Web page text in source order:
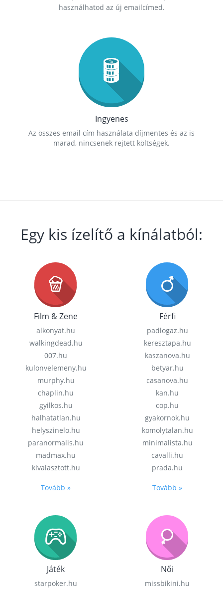
használhatod az új emailcímed.
Ingyenes
Az összes email cím használata díjmentes és az is
marad, nincsenek rejtett költségek.
Egy kis ízelítő a kínálatból:
Film & Zene
alkonyat.hu
walkingdead.hu
007.hu
kulonvelemeny.hu
murphy.hu
chaplin.hu
gyilkos.hu
halhatatlan.hu
helyszinelo.hu
paranormalis.hu
madmax.hu
kivalasztott.hu
Tovább »
Férfi
padlogaz.hu
keresztapa.hu
kaszanova.hu
betyar.hu
casanova.hu
kan.hu
cop.hu
gyakornok.hu
komolytalan.hu
minimalista.hu
cavalli.hu
prada.hu
Tovább »
Játék
starpoker.hu
Női
missbikini.hu